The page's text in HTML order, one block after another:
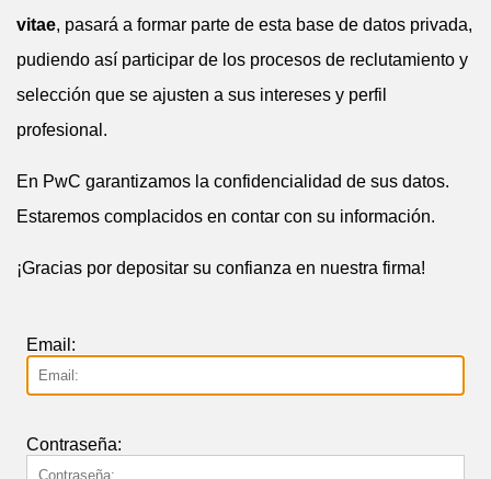
vitae, pasará a formar parte de esta base de datos privada,
pudiendo así participar de los procesos de reclutamiento y
selección que se ajusten a sus intereses y perfil
profesional.
En PwC garantizamos la confidencialidad de sus datos.
Estaremos complacidos en contar con su información.
¡Gracias por depositar su confianza en nuestra firma!
Email:
Contraseña: